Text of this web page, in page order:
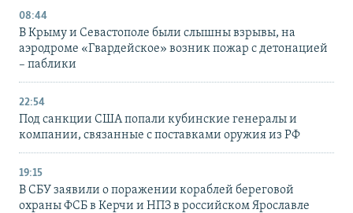
08:44
В Крыму и Севастополе были слышны взрывы, на
аэродроме «Гвардейское» возник пожар с детонацией
– паблики
22:54
Под санкции США попали кубинские генералы и
компании, связанные с поставками оружия из РФ
19:15
В СБУ заявили о поражении кораблей береговой
охраны ФСБ в Керчи и НПЗ в российском Ярославле